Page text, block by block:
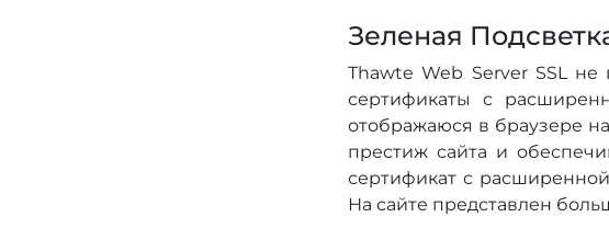
Зеленая
Thawte Web Server SSL
сертификаты с
отображаюся в браузере
престиж сайта и
сертификат с
На сайте представлен